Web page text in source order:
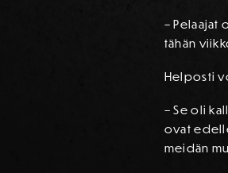
– Pelaajat
tähän
Helposti
– Se oli
ovat
meidän